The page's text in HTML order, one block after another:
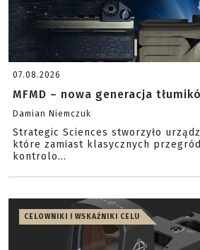
07.08.2026
MFMD – nowa generacja
Damian Niemczuk
Strategic Sciences stworzyło
które zamiast klasycznych
kontrolo...
CELOWNIKI I WSKAŹNIKI CELU